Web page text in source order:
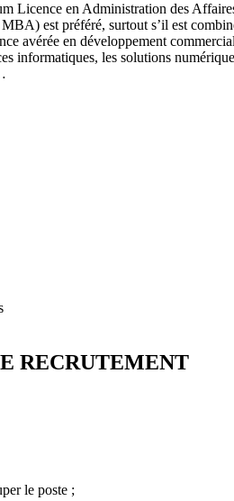
Licence en Administration des
est préféré, surtout s’il est
avérée en développement
informatiques, les solutions
RECRUTEMENT
le poste ;